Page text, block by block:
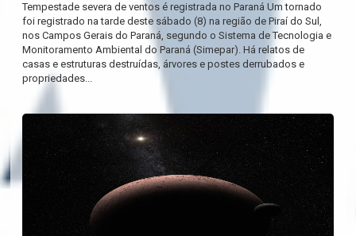
Tempestade severa de ventos é registrada no Paraná Um tornado
foi registrado na tarde deste sábado (8) na região de Piraí do Sul,
nos Campos Gerais do Paraná, segundo o Sistema de Tecnologia e
Monitoramento Ambiental do Paraná (Simepar). Há relatos de
casas e estruturas destruídas, árvores e postes derrubados e
propriedades...